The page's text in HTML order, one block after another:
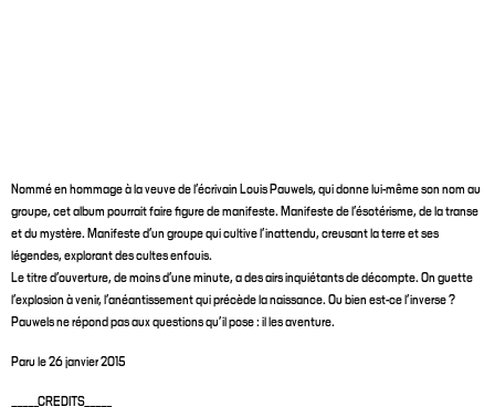
Nommé en hommage à la veuve de l’écrivain Louis Pauwels, qui donne lui-même son nom au
groupe, cet album pourrait faire figure de manifeste. Manifeste de l’ésotérisme, de la transe
et du mystère. Manifeste d’un groupe qui cultive l’inattendu, creusant la terre et ses
légendes, explorant des cultes enfouis.
Le titre d’ouverture, de moins d’une minute, a des airs inquiétants de décompte. On guette
l’explosion à venir, l’anéantissement qui précède la naissance. Ou bien est-ce l’inverse ?
Pauwels ne répond pas aux questions qu’il pose : il les aventure.
Paru le 26 janvier 2015
_____CREDITS_____